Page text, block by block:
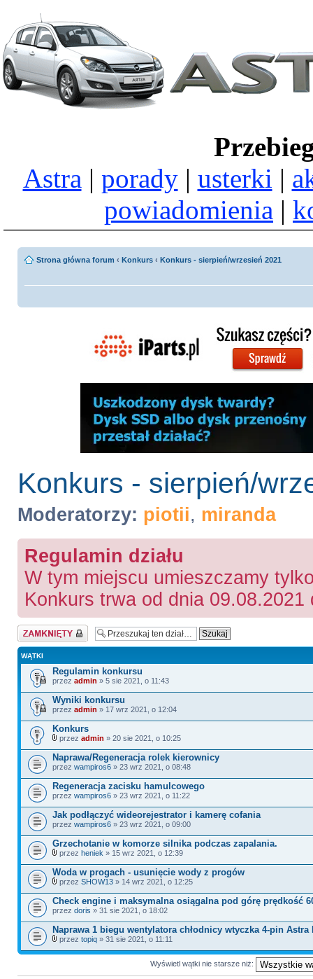
Astra | porady| usterki |
powiadomienia |
Strona główna forum ‹ Konkurs ‹ Konkurs - sierpień/wrzesień 2021
Konkurs - sierpień/
Moderatorzy: piotii, miranda
Regulamin działu
W tym miejscu umieszczamy
Konkurs trwa od dnia 09.08.2021
Dział zablokowany
WĄTKI
Regulamin konkursu
przez admin » 5 sie 2021, o 11:43
Wyniki konkursu
przez admin » 17 wrz 2021, o 12:04
Konkurs
przez admin » 20 sie 2021, o 10:25
Naprawa/Regeneracja rolek kierownicy
przez wampiros6» 23 wrz 2021, o 08:48
Regeneracja zacisku hamulcowego
przez wampiros6» 23 wrz 2021, o 11:22
Jak podłączyć wideorejestrator i kamerę cofania
przez wampiros6» 23 wrz 2021, o 09:00
Grzechotanie w komorze silnika podczas zapalania.
przez heniek » 15 wrz 2021, o 12:39
Woda w progach - usunięcie wody z progów
przez SHOW13» 14 wrz 2021, o 12:25
Check engine i maksymalna osiągalna pod górę prędkość
przez doris » 31 sie 2021, o 18:02
Naprawa 1 biegu wentylatora chłodnicy wtyczka 4-pin Astra
przez topiq» 31 sie 2021, o 11:11
Wyświetl wątki nie starsze niż: